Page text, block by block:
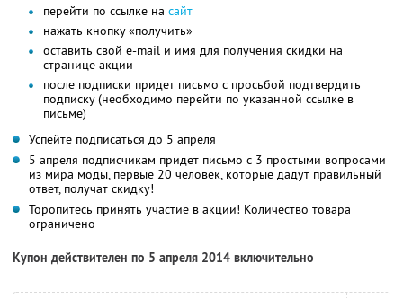
перейти по ссылке на сайт
нажать кнопку «получить»
оставить свой е-mail и имя для получения скидки на
странице акции
после подписки придет письмо с просьбой подтвердить
подписку (необходимо перейти по указанной ссылке в
письме)
Успейте подписаться до 5 апреля
5 апреля подписчикам придет письмо с 3 простыми вопросами
из мира моды, первые 20 человек, которые дадут правильный
ответ, получат скидку!
Торопитесь принять участие в акции! Количество товара
ограничено
Купон действителен по 5 апреля 2014 включительно